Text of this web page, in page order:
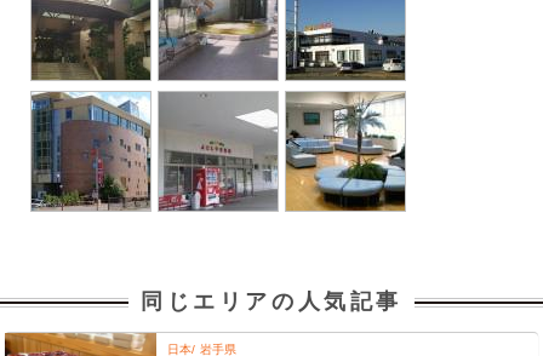
同じエリアの人気記事
日本 岩手県